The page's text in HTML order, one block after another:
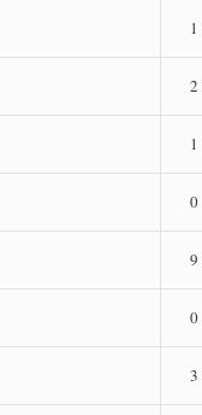
1
2
1
0
9
0
3